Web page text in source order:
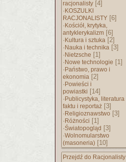
racjonalisty [4]
· KOSZULKI
RACJONALISTY [6]
· Kościół, krytyka,
antyklerykalizm [6]
· Kultura i sztuka [2]
· Nauka i technika [3]
· Nietzsche [1]
· Nowe technologie [1]
· Państwo, prawo i
ekonomia [2]
· Powieści i
powiastki [14]
· Publicystyka, literatura
faktu i reportaż [3]
· Religioznawstwo [3]
· Różności [1]
·Światopogląd [3]
·Wolnomularstwo
(masoneria) [10]
Przejdź do Racjonalisty